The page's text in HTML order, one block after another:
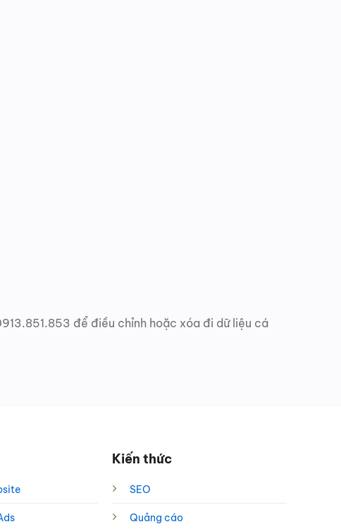
để điều chỉnh hoặc xóa đi dữ liệu cá
Kiến thức
SEO
Quảng cáo